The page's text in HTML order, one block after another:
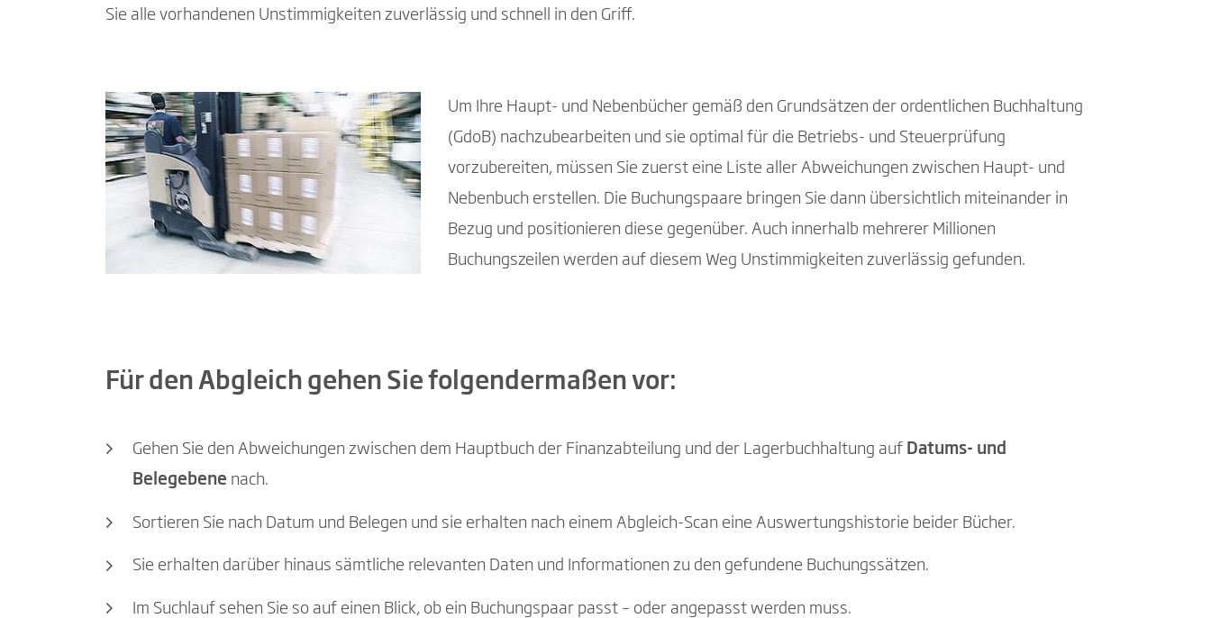
Sie alle vorhandenen Unstimmigkeiten zuverlässig und schnell in den Griff.
Um Ihre Haupt- und Nebenbücher gemäß den Grundsätzen der ordentlichen Buchhaltung
(GdoB) nachzubearbeiten und sie optimal für die Betriebs- und Steuerprüfung
vorzubereiten, müssen Sie zuerst eine Liste aller Abweichungen zwischen Haupt- und
Nebenbuch erstellen. Die Buchungspaare bringen Sie dann übersichtlich miteinander in
Bezug und positionieren diese gegenüber. Auch innerhalb mehrerer Millionen
Buchungszeilen werden auf diesem Weg Unstimmigkeiten zuverlässig gefunden.
Für den Abgleich gehen Sie folgendermaßen vor:
Gehen Sie den Abweichungen zwischen dem Hauptbuch der Finanzabteilung und der Lagerbuchhaltung auf Datums- und
Belegebene nach.
Sortieren Sie nach Datum und Belegen und sie erhalten nach einem Abgleich-Scan eine Auswertungshistorie beider Bücher.
Sie erhalten darüber hinaus sämtliche relevanten Daten und Informationen zu den gefundene Buchungssätzen.
Im Suchlauf sehen Sie so auf einen Blick, ob ein Buchungspaar passt – oder angepasst werden muss.